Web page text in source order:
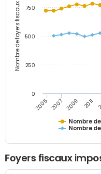
Nombre de foyers fiscaux
Nombre
Nombre
2005 2007 2009 2011
0
250
500
750
Foyers fiscaux